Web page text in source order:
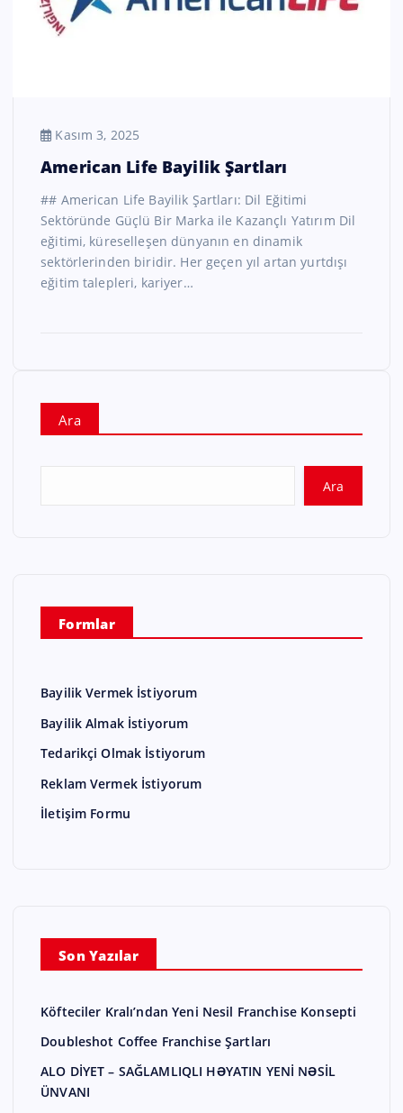
Kasım 3, 2025
American Life Bayilik Şartları
## American Life Bayilik Şartları: Dil Eğitimi
Sektöründe Güçlü Bir Marka ile Kazançlı Yatırım Dil
eğitimi, küreselleşen dünyanın en dinamik
sektörlerinden biridir. Her geçen yıl artan yurtdışı
eğitim talepleri, kariyer…
Ara
Ara
Formlar
Bayilik Vermek İstiyorum
Bayilik Almak İstiyorum
Tedarikçi Olmak İstiyorum
Reklam Vermek İstiyorum
İletişim Formu
Son Yazılar
Köfteciler Kralı’ndan Yeni Nesil Franchise Konsepti
Doubleshot Coffee Franchise Şartları
ALO DİYET – SAĞLAMLIQLI HƏYATIN YENİ NƏSİL
ÜNVANI